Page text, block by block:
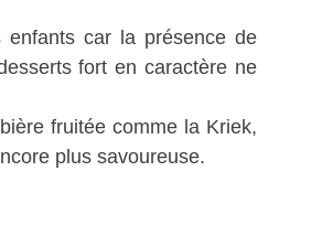
car la présence de
fort en caractère ne
fruitée comme la Kriek,
plus savoureuse.